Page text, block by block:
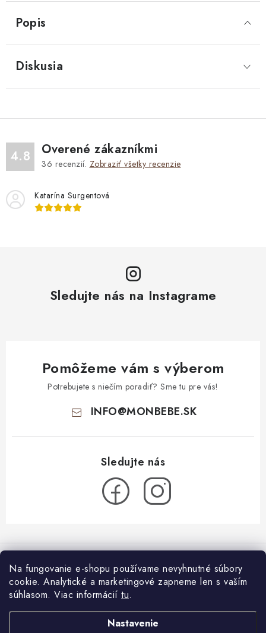
Na fungovanie e-shopu používame nevyhnutné súbory
cookie. Analytické a marketingové zapneme len s vaším
súhlasom. Viac informácií tu.
Nastavenie
Popis
Diskusia
4.8 Overené zákazníkmi
36 recenzií. Zobraziť všetky recenzie
Katarína Surgentová
Sledujte nás na Instagrame
Pomôžeme vám s výberom
Potrebujete s niečím poradiť? Sme tu pre vás!
INFO@MONBEBE.SK
á
O nás
Podmienky ochrany osobných údajov a poučenie o cookies
Blog
Látkové plienky: ako začať?